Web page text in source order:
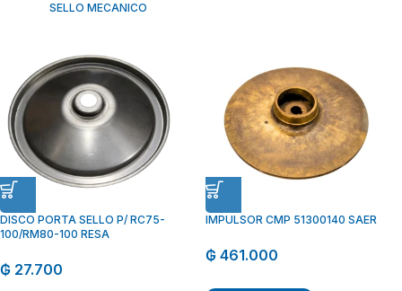
SELLO MECANICO
DISCO PORTA SELLO P/ RC75-
100/RM80-100 RESA
₲ 27.700
IMPULSOR CMP 51300140 SAER
₲ 461.000